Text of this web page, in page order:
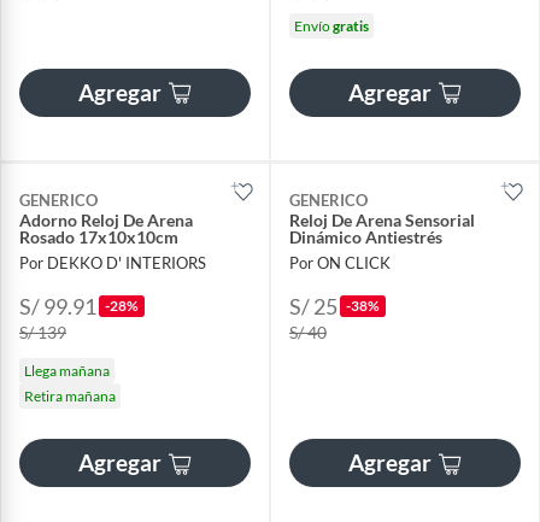
Agregar
Envíogratis
Agregar
GENERICO
Adorno Reloj De Arena
Rosado 17x10x10cm
Por DEKKO D' INTERIORS
S/ 99.91 -28%
S/ 139
Llega mañana
Retira mañana
Agregar
GENERICO
Reloj De Arena Sensorial
Dinámico Antiestrés
Por ON CLICK
S/ 25 -38%
S/ 40
Agregar